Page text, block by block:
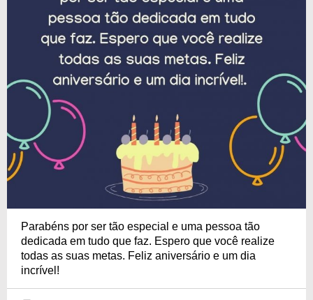
Parabéns por ser tão especial e uma pessoa tão
dedicada em tudo que faz. Espero que você realize
todas as suas metas. Feliz aniversário e um dia
incrível!